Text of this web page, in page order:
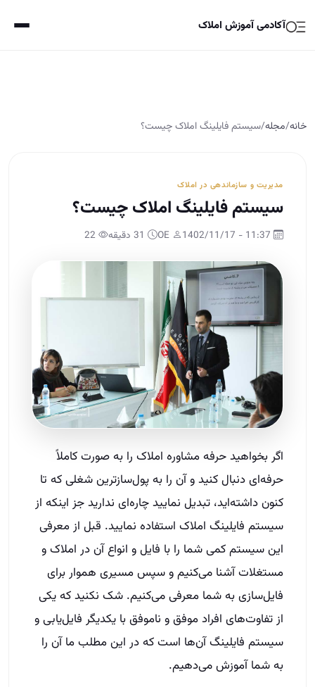
آکادمی آموزش املاک
خانه/مجله/سیستم فایلینگ املاک چیست؟
مدیریت و سازماندهی در املاک
سیستم فایلینگ املاک چیست؟
اگر بخواهید حرفه مشاوره املاک را به صورت کاملاً
حرفه‌ای دنبال کنید و آن را به پول‌سازترین شغلی که تا
کنون داشته‌اید، تبدیل نمایید چاره‌ای ندارید جز اینکه از
سیستم فایلینگ املاک استفاده نمایید. قبل از معرفی
این سیستم کمی شما را با فایل و انواع آن در املاک و
مستغلات آشنا می‌کنیم و سپس مسیری هموار برای
فایل‌سازی به شما معرفی می‌کنیم. شک نکنید که یکی
از تفاوت‌های افراد موفق و ناموفق با یکدیگر فایل‌یابی و
سیستم فایلینگ آن‌ها است که در این مطلب ما آن را
به شما آموزش می‌دهیم.